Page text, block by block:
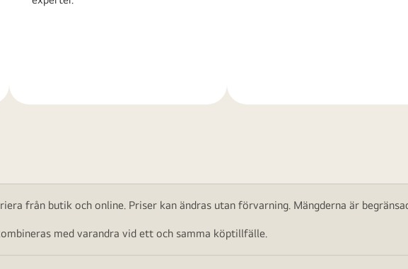
från butik och online. Priser kan ändras utan förvarning. Mängderna är
med varandra vid ett och samma köptillfälle.